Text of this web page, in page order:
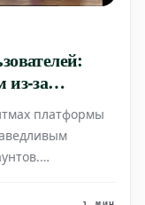
из-за
платформы
этих